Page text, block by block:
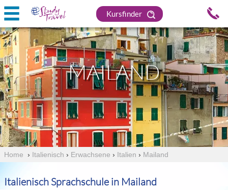
Kursfinder
MAILAND
Home › Italienisch › Erwachsene › Italien › Mailand
Italienisch Sprachschule in Mailand